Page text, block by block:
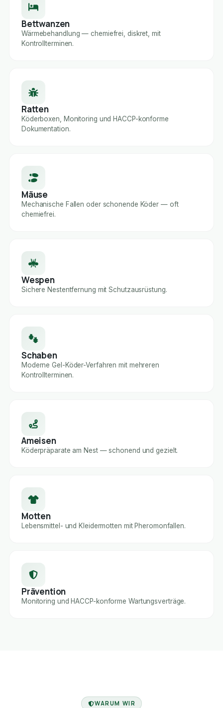
Bettwanzen
Wärmebehandlung — chemiefrei, diskret, mit
Kontrollterminen.
Ratten
Köderboxen, Monitoring und HACCP-konforme
Dokumentation.
Mäuse
Mechanische Fallen oder schonende Köder — oft
chemiefrei.
Wespen
Sichere Nestentfernung mit Schutzausrüstung.
Schaben
Moderne Gel-Köder-Verfahren mit mehreren
Kontrollterminen.
Ameisen
Köderpräparate am Nest — schonend und gezielt.
Motten
Lebensmittel- und Kleidermotten mit Pheromonfallen.
Prävention
Monitoring und HACCP-konforme Wartungsverträge.
WARUM WIR